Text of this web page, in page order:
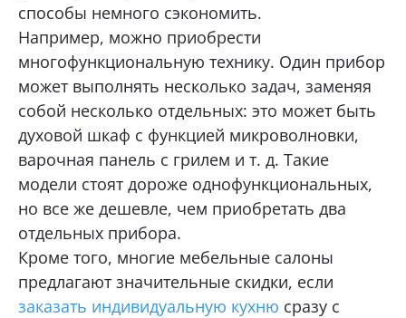
способы немного сэкономить.
Например, можно приобрести
многофункциональную технику. Один прибор
может выполнять несколько задач, заменяя
собой несколько отдельных: это может быть
духовой шкаф с функцией микроволновки,
варочная панель с грилем и т. д. Такие
модели стоят дороже однофункциональных,
но все же дешевле, чем приобретать два
отдельных прибора.
Кроме того, многие мебельные салоны
предлагают значительные скидки, если
заказать индивидуальную кухню сразу с